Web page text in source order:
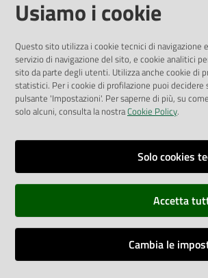
Usiamo i cookie
Questo sito utilizza i cookie tecnici di navigazione
servizio di navigazione del sito, e cookie analitici
sito da parte degli utenti. Utilizza anche cookie di
statistici. Per i cookie di profilazione puoi decidere
pulsante 'Impostazioni'. Per saperne di più, su
solo alcuni, consulta la nostraCookie Policy.
Solo cookies
Accetta
Cambia le